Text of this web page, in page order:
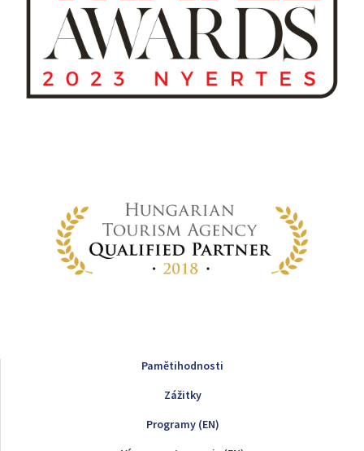
Pamětihodnosti
Zážitky
Programy (EN)